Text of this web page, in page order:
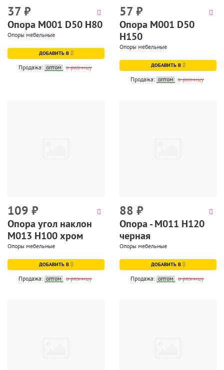
37₽
Опора М001 D50 H80
Опоры мебельные
ДОБАВИТЬ В
Продажа: оптом в розницу
57₽
Опора М001 D50
H150
Опоры мебельные
ДОБАВИТЬ В
Продажа: оптом в розницу
109 ₽
Опора угол наклон
М013 Н100 хром
Опоры мебельные
ДОБАВИТЬ В
Продажа: оптом в розницу
88 ₽
Опора - М011 Н120
черная
Опоры мебельные
ДОБАВИТЬ В
Продажа: оптом в розницу